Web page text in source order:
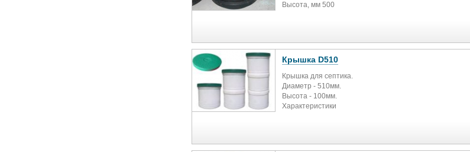
Высота, мм 500
Крышка D510
Крышка для септика.
Диаметр - 510мм.
Высота - 100мм.
Характеристики
Гарантийный срок 36 (мес)